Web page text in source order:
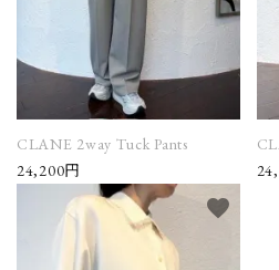
CLANE 2way Tuck Pants
24,200円
favorite